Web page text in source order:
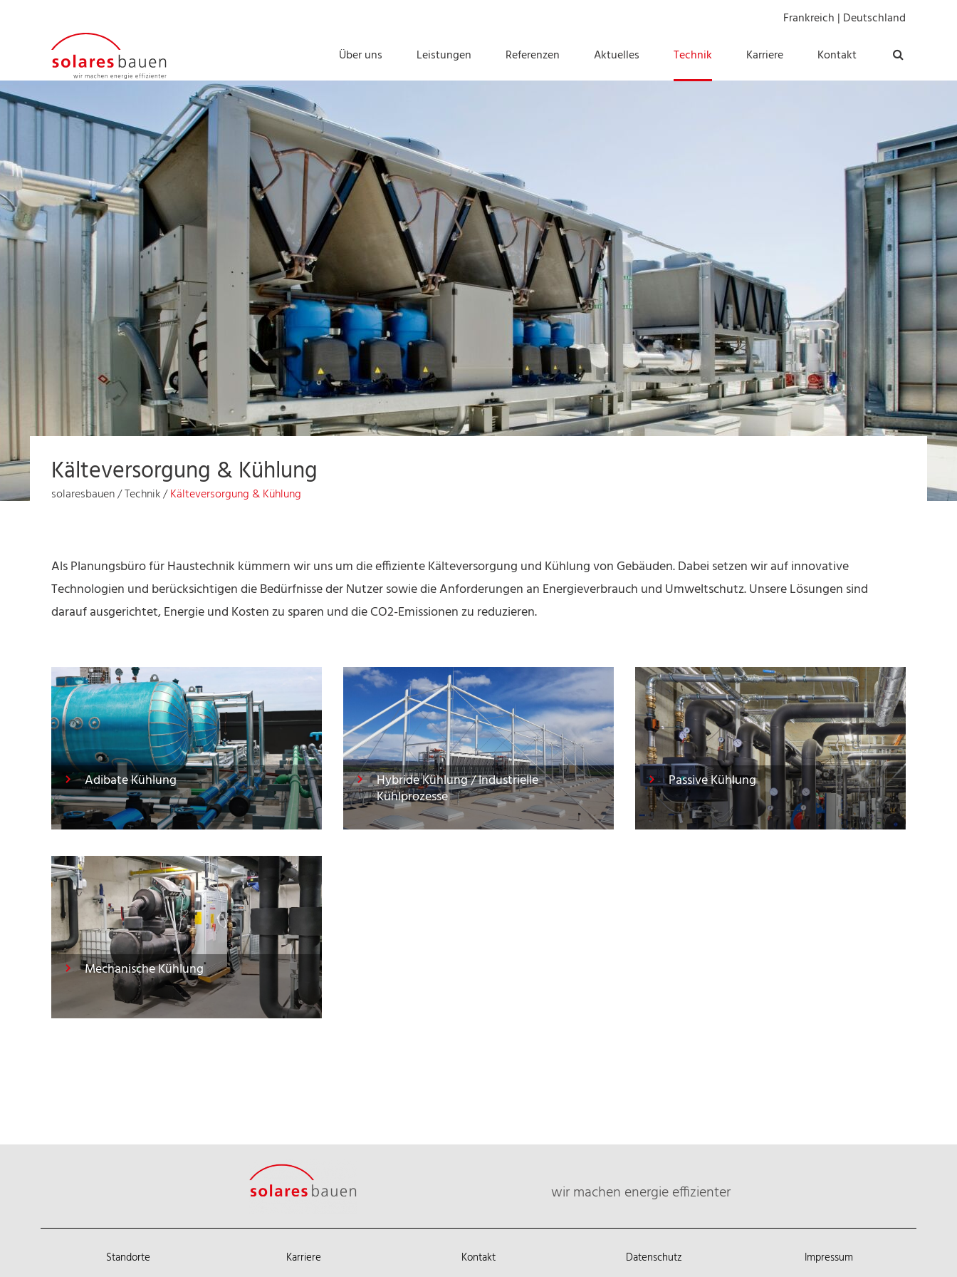
Frankreich | Deutschland
Über uns
Leistungen Referenzen Aktuelles Technik Karriere Kontakt
Kälteversorgung & Kühlung
solaresbauen/Technik/Kälteversorgung & Kühlung
Als Planungsbüro für Haustechnik kümmern wir uns um die effiziente Kälteversorgung und Kühlung von Gebäuden. Dabei setzen wir auf innovative
Technologien und berücksichtigen die Bedürfnisse der Nutzer sowie die Anforderungen an Energieverbrauch und Umweltschutz. Unsere Lösungen sind
darauf ausgerichtet, Energie und Kosten zu sparen und die CO2-Emissionen zu reduzieren.
Adibate Kühlung Hybride Kühlung / Industrielle
Kühlprozesse
Passive Kühlung
Mechanische Kühlung
wir machen energie effizienter
Standorte Karriere Kontakt Datenschutz Impressum